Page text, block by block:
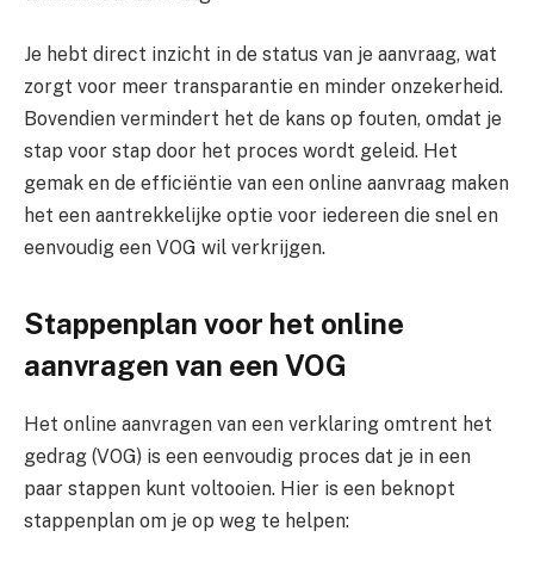
Je hebt direct inzicht in de status van je aanvraag, wat
zorgt voor meer transparantie en minder onzekerheid.
Bovendien vermindert het de kans op fouten, omdat je
stap voor stap door het proces wordt geleid. Het
gemak en de efficiëntie van een online aanvraag maken
het een aantrekkelijke optie voor iedereen die snel en
eenvoudig een VOG wil verkrijgen.
Stappenplan voor het online
aanvragen van een VOG
Het online aanvragen van een verklaring omtrent het
gedrag (VOG) is een eenvoudig proces dat je in een
paar stappen kunt voltooien. Hier is een beknopt
stappenplan om je op weg te helpen: